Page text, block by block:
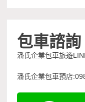
包車諮詢
潘氏企業包車旅遊
潘氏企業包車預店